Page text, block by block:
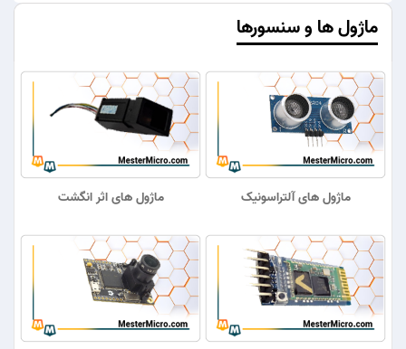
ماژول ها و سنسورها
ماژول های آلتراسونیک ماژول های اثر انگشت